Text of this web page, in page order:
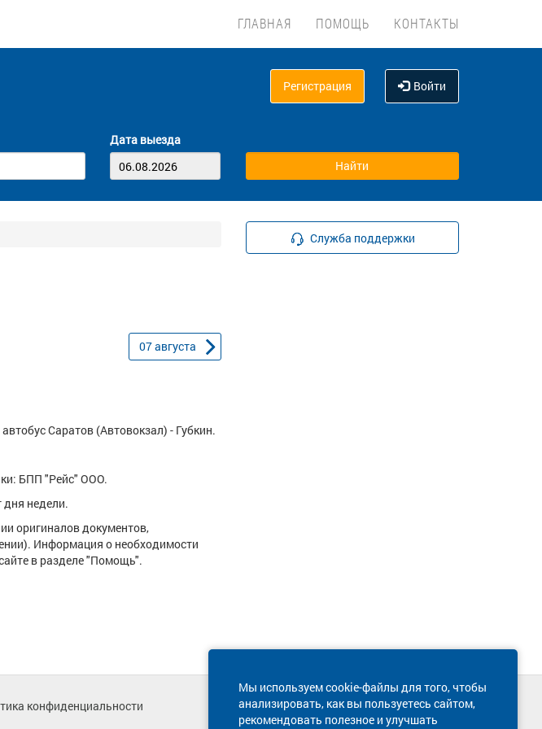
ГЛАВНАЯ ПОМОЩЬ КОНТАКТЫ
Регистрация Войти
Дата выезда
07августа
Саратов (Автовокзал) - Губкин.
БПП "Рейс" ООО.
дня недели.
оригиналов документов,
Информация о необходимости
в разделе "Помощь".
Служба поддержки
Мы используем cookie-файлы для того, чтобы
анализировать, как вы пользуетесь сайтом,
рекомендовать полезное и улучшать
конфиденциальности
Техническая поддержка сайта